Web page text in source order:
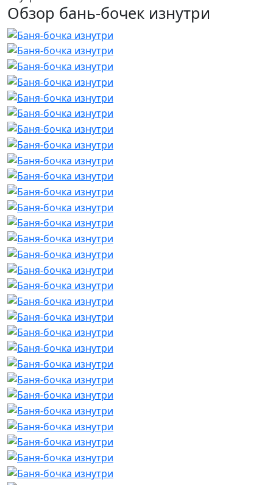
Обзор бань-бочек изнутри